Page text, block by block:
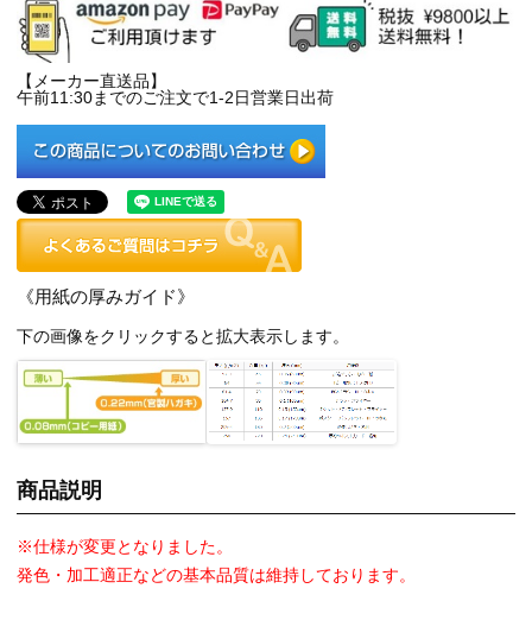
【メーカー直送品】
午前11:30までのご注文で1-2日営業日出荷
《用紙の厚みガイド》
下の画像をクリックすると拡大表示します。
商品説明
※仕様が変更となりました。
発色・加工適正などの基本品質は維持しております。